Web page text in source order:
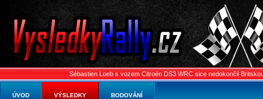
Sébastien Loeb s vozem Citroën DS3 WRC sice nedokončil Britskou
ÚVOD VÝSLEDKY BODOVÁNÍ